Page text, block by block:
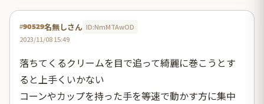
#90529名無しさん ID:NmMTAwOD
2023/11/08 15:49
落ちてくるクリームを目で追って綺麗に巻こうとす
ると上手くいかない
コーンやカップを持った手を等速で動かす方に集中